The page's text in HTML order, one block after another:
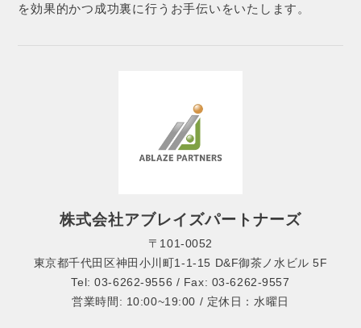
を効果的かつ成功裏に行うお手伝いをいたします。
株式会社アブレイズパートナーズ
〒101-0052
東京都千代田区神田小川町1-1-15 D&F御茶ノ水ビル 5F
Tel: 03-6262-9556 / Fax: 03-6262-9557
営業時間: 10:00~19:00 / 定休日：水曜日